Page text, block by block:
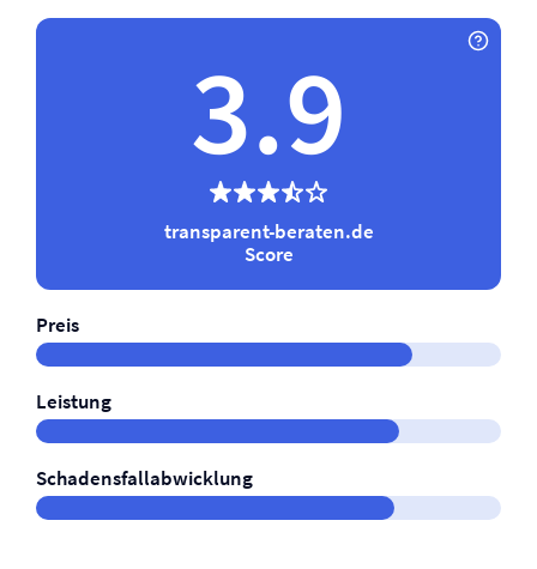
3.9
transparent-beraten.de
Score
Preis
Leistung
Schadensfallabwicklung